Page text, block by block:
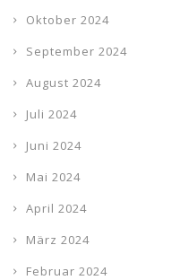
Oktober 2024
September 2024
August 2024
Juli 2024
Juni 2024
Mai 2024
April 2024
März 2024
Februar 2024